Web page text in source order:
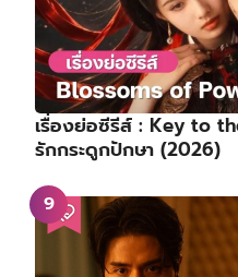
เรื่องย่อซีรีส์ : Key to
รักกระดูกปักษา (2026)